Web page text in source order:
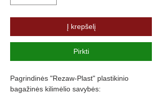
Į krepšelį
Pirkti
Pagrindinės "Rezaw-Plast" plastikinio
bagažinės kilimėlio savybės: